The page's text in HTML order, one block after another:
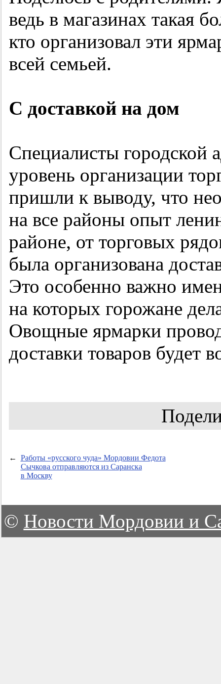
ведь в магазинах такая
кто организовал эти
всей семьей.
С доставкой на дом
Специалисты городской
уровень организации
пришли к выводу, что
на все районы опыт
районе, от торговых
была организована
Это особенно важно
на которых горожане
Овощные ярмарки
доставки товаров будет
←
Работы «русского чуда» Мордовии Федота
Сычкова отправляются из Саранска
в Москву
© Новости Мордовии и